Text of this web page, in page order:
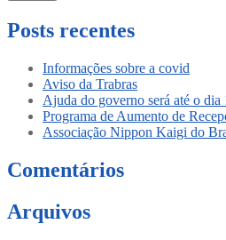
Posts recentes
Informações sobre a covid
Aviso da Trabras
Ajuda do governo será até o dia
Programa de Aumento de
Associação Nippon Kaigi do
Comentários
Arquivos